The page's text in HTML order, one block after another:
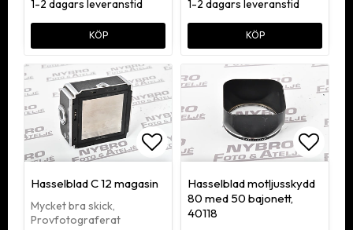
1-2 dagars leveranstid
KÖP
1-2 dagars leveranstid
KÖP
Hasselblad C 12 magasin
Mycket bra skick,
Provfotograferat
Hasselblad motljusskydd
80 med 50 bajonett,
40118